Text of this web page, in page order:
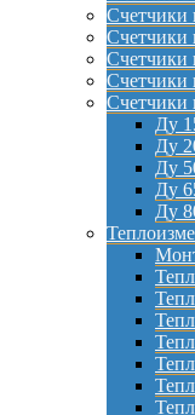
Счетчики
Счетчики
Счетчики
Счетчики
Ду
Ду
Ду
Ду
Ду